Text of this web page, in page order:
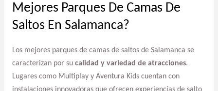
Mejores Parques De Camas De
Saltos En Salamanca?
Los mejores parques de camas de saltos de Salamanca se
caracterizan por su calidad y variedad de atracciones.
Lugares como Multiplay y Aventura Kids cuentan con
instalaciones innovadoras que ofrecen experiencias de salto